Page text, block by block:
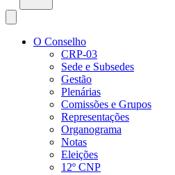
O Conselho
CRP-03
Sede e Subsedes
Gestão
Plenárias
Comissões e Grupos
Representações
Organograma
Notas
Eleições
12º CNP